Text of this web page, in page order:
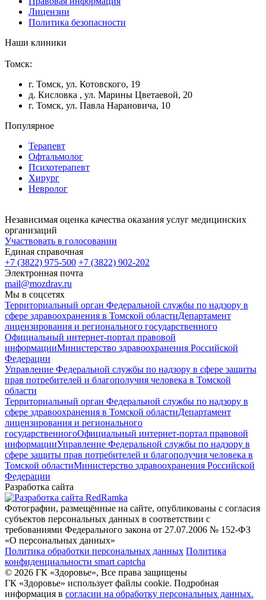
Лицензии
Политика безопасности
Наши клиники
Томск:
г. Томск, ул. Котовского, 19
д. Кисловка , ул. Марины Цветаевой, 20
г. Томск, ул. Павла Нарановича, 10
Популярное
Терапевт
Офтальмолог
Психотерапевт
Хирург
Невролог
Независимая оценка качества оказания услуг медицинских
организаций
Участвовать в голосовании
Единая справочная
+7 (3822) 975-500 +7 (3822) 902-202
Электронная почта
mail@mozdrav.ru
Мы в соцсетях
Территориальный орган Федеральной службы по надзору в
сфере здравоохранения в Томской областиДепартамент
лицензирования и регионального государственного
Официальный интернет-портал правовой
информацииМинистерство здравоохранения Российской
Федерации
Управление Федеральной службы по надзору в сфере защиты
прав потребителей и благополучия человека в Томской
области
Территориальный орган Федеральной службы по надзору в
сфере здравоохранения в Томской областиДепартамент
лицензирования и регионального
государственногоОфициальный интернет-портал правовой
информацииУправление Федеральной службы по надзору в
сфере защиты прав потребителей и благополучия человека в
Томской областиМинистерство здравоохранения Российской
Федерации
Разработка сайта
Фотографии, размещённые на сайте, опубликованы с согласия
субъектов персональных данных в соответствии с
требованиями Федерального закона от 27.07.2006 № 152-ФЗ
«О персональных данных»
Политика обработки персональных данных Политика
конфиденциальности smart captcha
© 2026 ГК «Здоровье», Все права защищены
ГК «Здоровье» использует файлы cookie. Подробная
информация в согласии на обработку персональных данных.